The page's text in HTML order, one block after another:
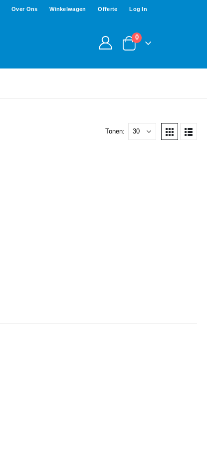
Over Ons Winkelwagen Offerte Log In
0
Tonen: